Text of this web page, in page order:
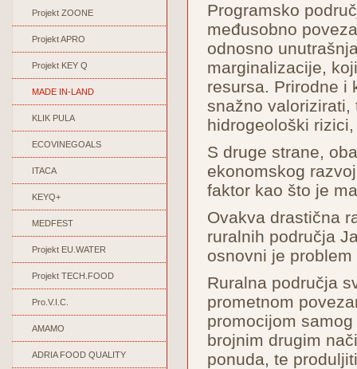
Projekt ZOONE
Projekt APRO
Projekt KEY Q
MADE IN-LAND
KLIK PULA
ECOVINEGOALS
ITACA
KEYQ+
MEDFEST
Projekt EU.WATER
Projekt TECH.FOOD
Pro.V.I.C.
AMAMO
ADRIA FOOD QUALITY
Programsko
međusobno
odnosno
marginalizacije,
resursa. Prirodne i
snažno valorizirati,
hidrogeološki
S druge strane,
ekonomskog
faktor kao što je
Ovakva drastična
ruralnih područja
osnovni je
Ruralna područja
prometnom
promocijom
brojnim drugim
ponuda, te